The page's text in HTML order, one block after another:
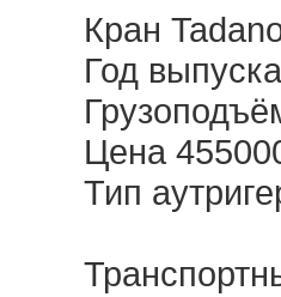
Кран
Год
Цена
Тип